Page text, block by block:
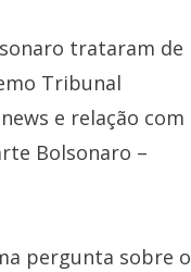
trataram de
Tribunal
e relação com
Bolsonaro –
pergunta sobre o